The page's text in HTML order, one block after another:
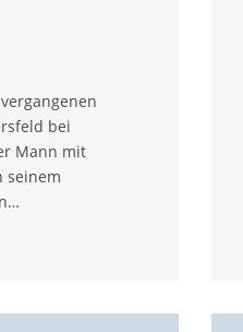
bei
Mann mit
seinem